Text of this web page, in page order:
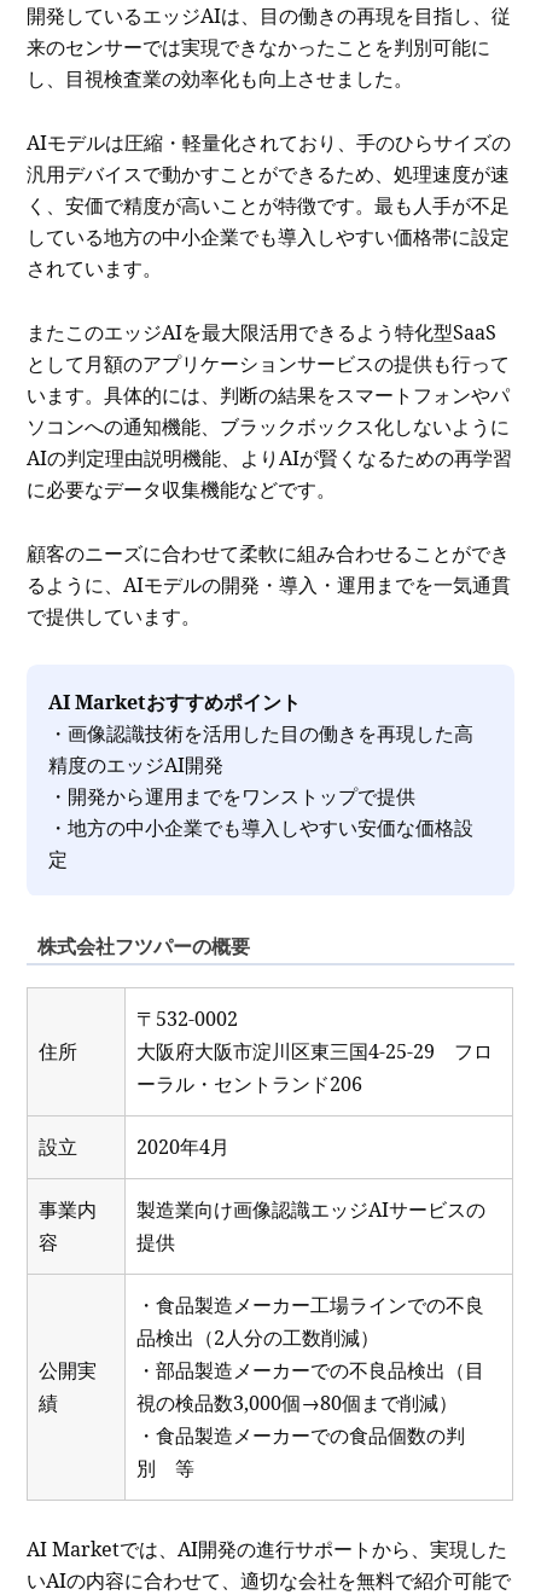
開発しているエッジAIは、目の働きの再現を目指し、従
来のセンサーでは実現できなかったことを判別可能に
し、目視検査業の効率化も向上させました。
AIモデルは圧縮・軽量化されており、手のひらサイズの
汎用デバイスで動かすことができるため、処理速度が速
く、安価で精度が高いことが特徴です。最も人手が不足
している地方の中小企業でも導入しやすい価格帯に設定
されています。
またこのエッジAIを最大限活用できるよう特化型SaaS
として月額のアプリケーションサービスの提供も行って
います。具体的には、判断の結果をスマートフォンやパ
ソコンへの通知機能、ブラックボックス化しないように
AIの判定理由説明機能、よりAIが賢くなるための再学習
に必要なデータ収集機能などです。
顧客のニーズに合わせて柔軟に組み合わせることができ
るように、AIモデルの開発・導入・運用までを一気通貫
で提供しています。
AI Marketおすすめポイント
・画像認識技術を活用した目の働きを再現した高
精度のエッジAI開発
・開発から運用までをワンストップで提供
・地方の中小企業でも導入しやすい安価な価格設
定
株式会社フツパーの概要
住所
〒532-0002
大阪府大阪市淀川区東三国4-25-29 フロ
ーラル・セントランド206
設立 2020年4月
事業内
容
製造業向け画像認識エッジAIサービスの
提供
公開実
績
・食品製造メーカー工場ラインでの不良
品検出（2人分の工数削減）
・部品製造メーカーでの不良品検出（目
視の検品数3,000個→80個まで削減）
・食品製造メーカーでの食品個数の判
別 等
AI Marketでは、AI開発の進行サポートから、実現した
いAIの内容に合わせて、適切な会社を無料で紹介可能で